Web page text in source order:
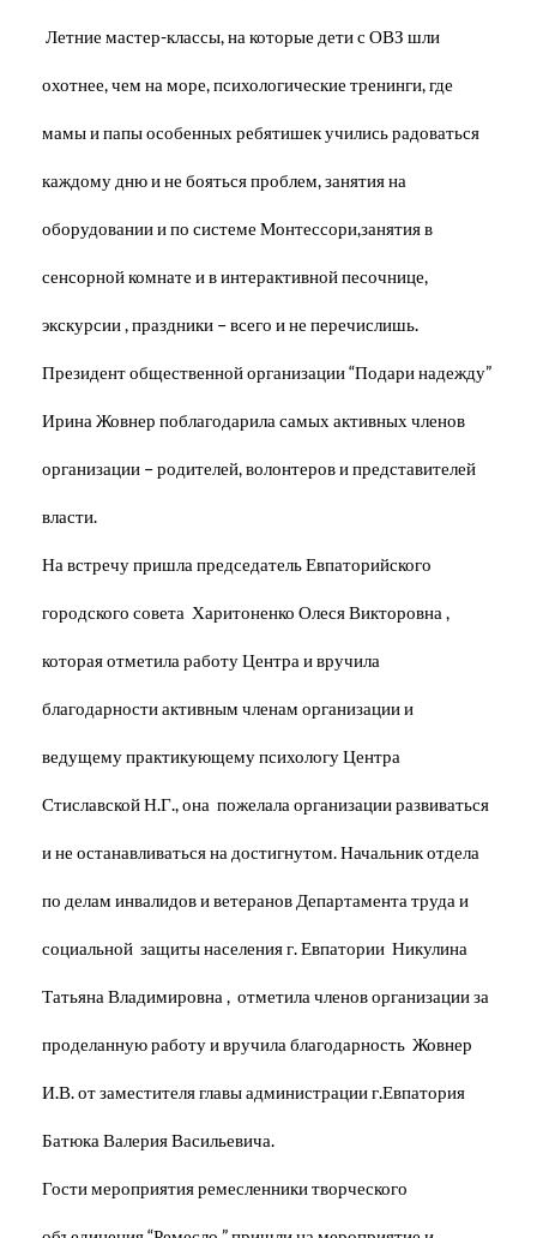
Летние мастер-классы, на которые дети с ОВЗ шли
охотнее, чем на море, психологические тренинги, где
мамы и папы особенных ребятишек учились радоваться
каждому дню и не бояться проблем, занятия на
оборудовании и по системе Монтессори,занятия в
сенсорной комнате и в интерактивной песочнице,
экскурсии , праздники – всего и не перечислишь.
Президент общественной организации “Подари надежду”
Ирина Жовнер поблагодарила самых активных членов
организации – родителей, волонтеров и представителей
власти.
На встречу пришла председатель Евпаторийского
городского совета Харитоненко Олеся Викторовна ,
которая отметила работу Центра и вручила
благодарности активным членам организации и
ведущему практикующему психологу Центра
Стиславской Н.Г., она пожелала организации развиваться
и не останавливаться на достигнутом. Начальник отдела
по делам инвалидов и ветеранов Департамента труда и
социальной защиты населения г. Евпатории Никулина
Татьяна Владимировна , отметила членов организации за
проделанную работу и вручила благодарность Жовнер
И.В. от заместителя главы администрации г.Евпатория
Батюка Валерия Васильевича.
Гости мероприятия ремесленники творческого